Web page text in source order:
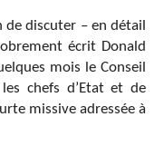
de discuter – en détail
écrit Donald
mois le Conseil
chefs d’Etat et de
missive adressée à